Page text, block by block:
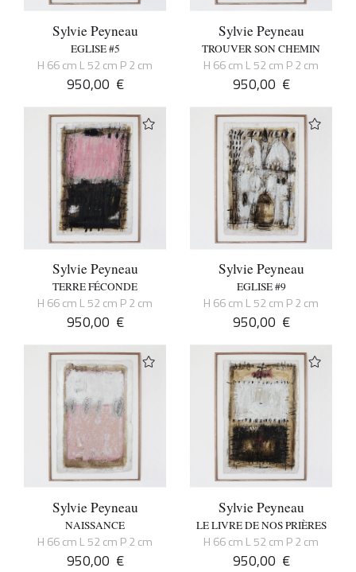
Sylvie Peyneau
EGLISE #5
H 66 cm L 52 cm P 2 cm
950,00 €
Sylvie Peyneau
TROUVER SON CHEMIN
H 66 cm L 52 cm P 2 cm
950,00 €
Sylvie Peyneau
TERRE FÉCONDE
H 66 cm L 52 cm P 2 cm
950,00 €
Sylvie Peyneau
EGLISE #9
H 66 cm L 52 cm P 2 cm
950,00 €
Sylvie Peyneau
NAISSANCE
H 66 cm L 52 cm P 2 cm
950,00 €
Sylvie Peyneau
LE LIVRE DE NOS PRIÈRES
H 66 cm L 52 cm P 2 cm
950,00 €